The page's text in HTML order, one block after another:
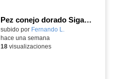
Pez conejo dorado Siganus guttatus (Bloch, 1786)
Contenido educativo.
subido por Fernando L.
hace una semana
18visualizaciones